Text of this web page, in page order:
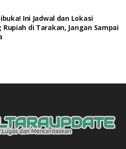
Ini Jadwal dan Lokasi
Rupiah di Tarakan, Jangan Sampai